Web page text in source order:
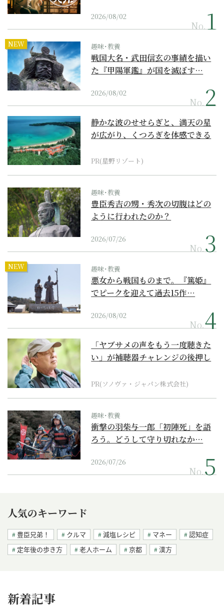
2026/08/02
No.
NEW 趣味･教養
戦国大名・武田信玄の事績を描い
た『甲陽軍鑑』が国を滅ぼす…
2026/08/02
No.
静かな波のせせらぎと、満天の星
が広がり、くつろぎを体感できる
PR(星野リゾート)
趣味･教養
豊臣秀吉の甥・秀次の切腹はどの
ように行われたのか？
2026/07/26
No.
NEW 趣味･教養
悪女から戦国ものまで。『篤姫』
でピークを迎えて過去15作…
2026/08/02
No.
「ヤブサメの声をもう一度聴きた
い」が補聴器チャレンジの後押し
PR(ソノヴァ・ジャパン株式会社)
趣味･教養
衝撃の羽柴与一郎「初陣死」を語
ろう。どうして守り切れなか…
2026/07/26
No.
人気のキーワード
豊臣兄弟！ クルマ 減塩レシピ マネー
認知症
定年後の歩き方
老人ホーム 京都 漢方
新着記事